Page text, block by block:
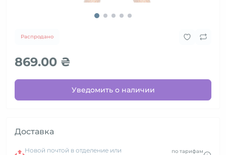
Распродано
869.00 ₴
Уведомить о наличии
Доставка
Новой почтой в отделение или
по тарифам